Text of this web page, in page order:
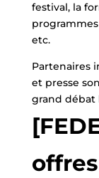
festival, la
programmes
etc.
Partenaires
et presse
grand débat